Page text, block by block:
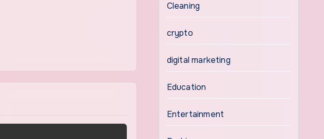
Cleaning
crypto
digital marketing
Education
Entertainment